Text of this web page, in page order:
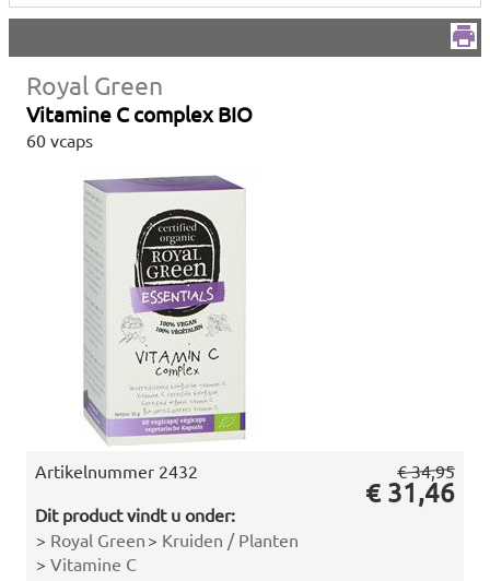
Royal Green
Vitamine C complex BIO
60 vcaps
Artikelnummer 2432
Dit product vindt u onder:
> Royal Green > Kruiden / Planten
> Vitamine C
€ 34,95
€ 31,46